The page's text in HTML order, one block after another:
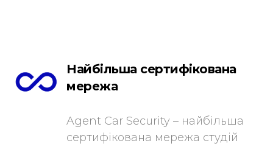
Найбільша сертифікована
мережа
Agent Car Security – найбільша
сертифікована мережа студій